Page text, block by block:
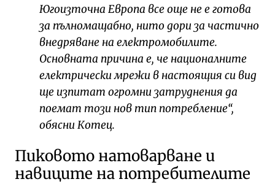
Югоизточна Европа все още не е готова
за пълномащабно, нито дори за частично
внедряване на електромобилите.
Основната причина е, че националните
електрически мрежи в настоящия си вид
ще изпитат огромни затруднения да
поемат този нов тип потребление“,
обясни Котец.
Пиковото натоварване и
навиците на потребителите